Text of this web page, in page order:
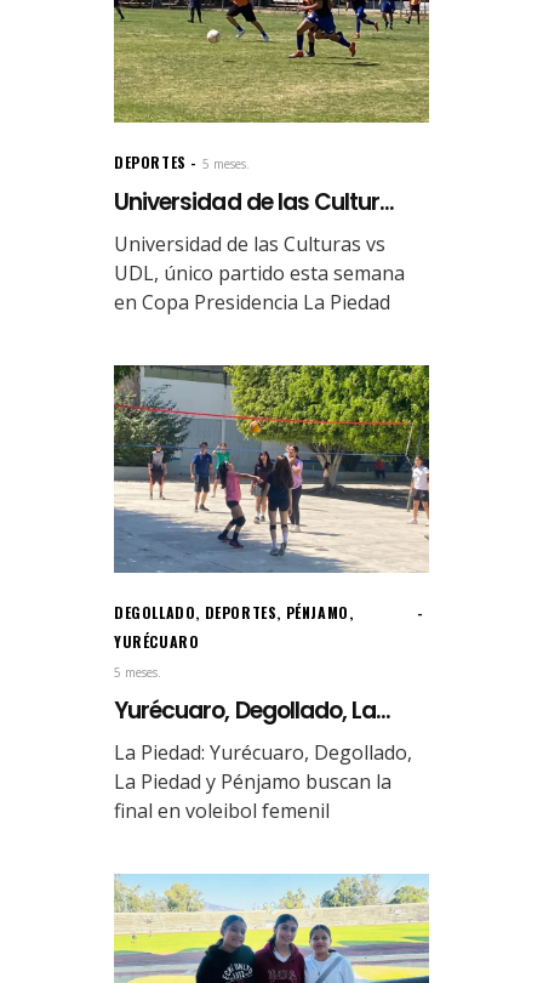
DEPORTES 5 meses.
Universidad de las Cultur...
Universidad de las Culturas vs
UDL, único partido esta semana
en Copa Presidencia La Piedad
DEGOLLADO, DEPORTES, PÉNJAMO,
YURÉCUARO
5 meses.
Yurécuaro, Degollado, La...
La Piedad: Yurécuaro, Degollado,
La Piedad y Pénjamo buscan la
final en voleibol femenil